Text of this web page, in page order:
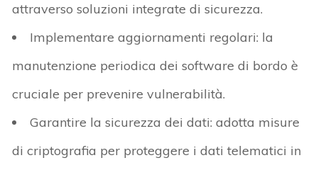
attraverso soluzioni integrate di sicurezza.
Implementare aggiornamenti regolari: la
manutenzione periodica dei software di bordo è
cruciale per prevenire vulnerabilità.
Garantire la sicurezza dei dati: adotta misure
di criptografia per proteggere i dati telematici in